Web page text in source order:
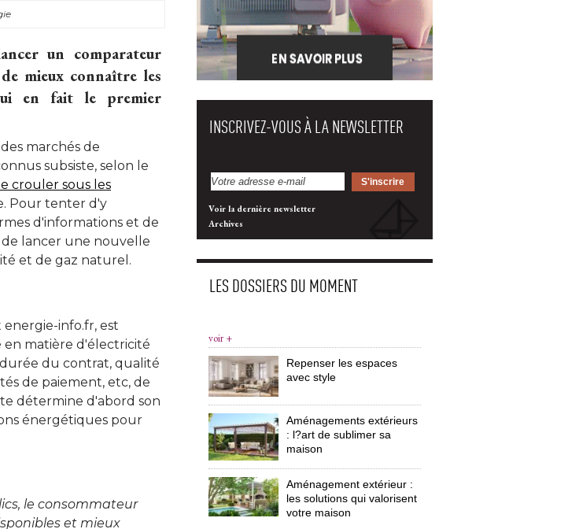
un comparateur
mieux connaître les
en fait le premier
marchés de
subsiste, selon le
crouler sous les
Pour tenter d'y
d'informations et de
lancer une nouvelle
et de gaz naturel.
info.fr, est
matière d'électricité
durée du contrat, qualité
de paiement, etc, de
détermine d'abord son
énergétiques pour
le consommateur
et mieux
INSCRIVEZ-VOUS À LA NEWSLETTER
Voir la dernière newsletter
Archives
LES DOSSIERS DU MOMENT
voir +
Repenser les espaces
avec style
Aménagements extérieurs
: l?art de sublimer sa
maison
Aménagement extérieur :
les solutions qui valorisent
votre maison